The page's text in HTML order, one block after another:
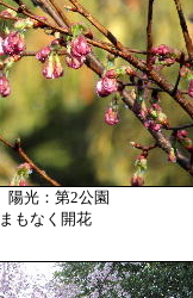
陽光：第2公園
まもなく開花